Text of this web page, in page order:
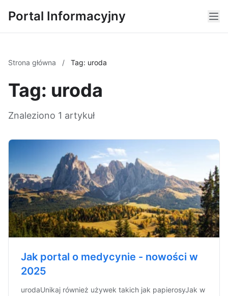
Portal Informacyjny
Strona główna / Tag: uroda
Tag: uroda
Znaleziono 1 artykuł
Jak portal o medycynie - nowości w
2025
urodaUnikaj również używek takich jak papierosyJak w